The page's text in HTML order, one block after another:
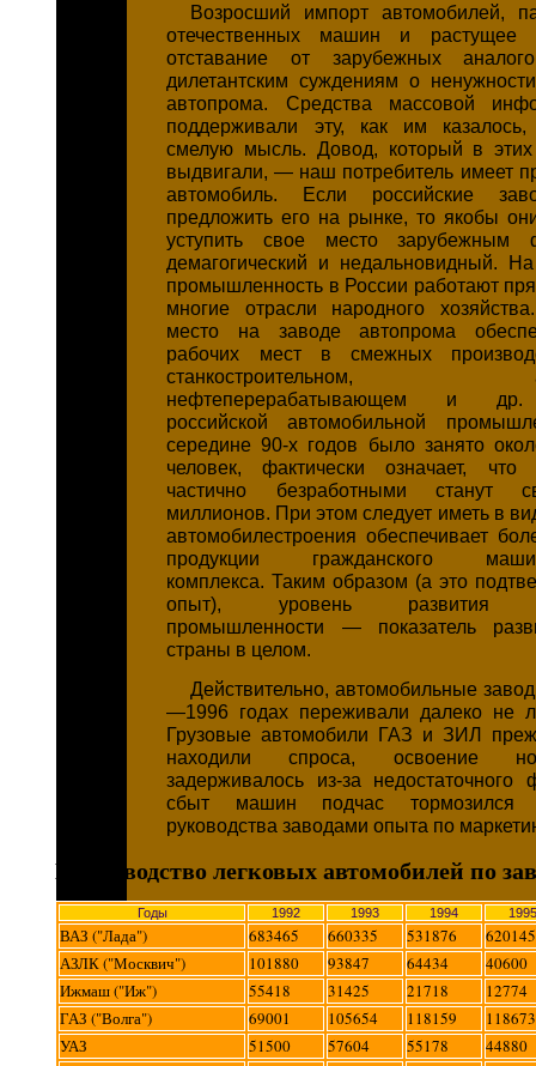
Возросший импорт автомобилей,
отечественных машин и растущее
отставание от зарубежных
дилетантским суждениям о ненужности
автопрома. Средства массовой
поддерживали эту, как им казалось,
смелую мысль. Довод, который в этих
выдвигали, — наш потребитель имеет
автомобиль. Если российские
предложить его на рынке, то якобы
уступить свое место зарубежным
демагогический и недальновидный.
промышленность в России работают
многие отрасли народного
место на заводе автопрома
рабочих мест в смежных
станкостроительном,
нефтеперерабатывающем и др.
российской автомобильной
середине 90-х годов было занято
человек, фактически означает,
частично безработными станут
миллионов. При этом следует иметь в
автомобилестроения обеспечивает
продукции гражданского
комплекса. Таким образом (а это
опыт), уровень развития
промышленности — показатель
страны в целом.
Действительно, автомобильные
—1996 годах переживали далеко не
Грузовые автомобили ГАЗ и ЗИЛ
находили спроса, освоение
задерживалось из-за недостаточного
сбыт машин подчас тормозился
руководства заводами опыта по
Производство легковых автомобилей по
Годы 1992 1993 1994 1995
ВАЗ ("Лада") 683465 660335 531876
620145
АЗЛК ("Москвич")
101880 93847 64434
40600
Ижмаш ("Иж")
55418 31425 21718
12774
ГАЗ ("Волга")
69001 105654 118159
118673
УАЗ
51500 57604 55178
44880